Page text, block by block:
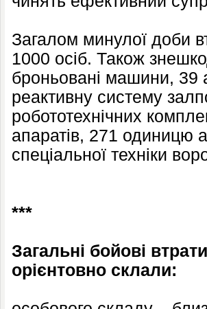
Загалом минулої доби
1000 осіб. Також
броньовані машини, 39
реактивну систему
робототехнічних
апаратів, 271 одиницю
спеціальної техніки
***
Загальні бойові
орієнтовно склали: